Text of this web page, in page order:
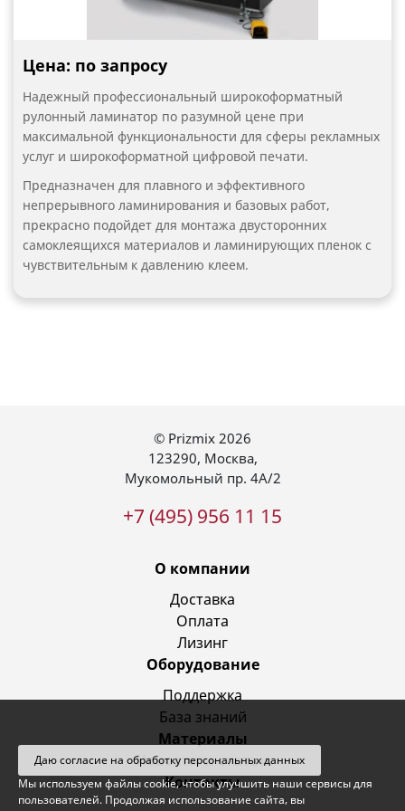
Цена: по запросу
Надежный профессиональный широкоформатный
рулонный ламинатор по разумной цене при
максимальной функциональности для сферы рекламных
услуг и широкоформатной цифровой печати.
Предназначен для плавного и эффективного
непрерывного ламинирования и базовых работ,
прекрасно подойдет для монтажа двусторонних
самоклеящихся материалов и ламинирующих пленок с
чувствительным к давлению клеем.
© Prizmix 2026
123290, Москва,
Мукомольный пр. 4А/2
+7 (495) 956 11 15
О компании
Доставка
Оплата
Лизинг
Оборудование
Поддержка
База знаний
Материалы
Новости и статьи
Контакты
Даю согласие на обработку персональных данных
Мы используем файлы cookie, чтобы улучшить наши сервисы для
пользователей. Продолжая использование сайта, вы